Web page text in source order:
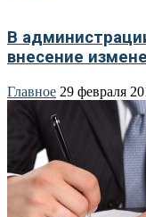
В
внесение
Главное 29 февраля